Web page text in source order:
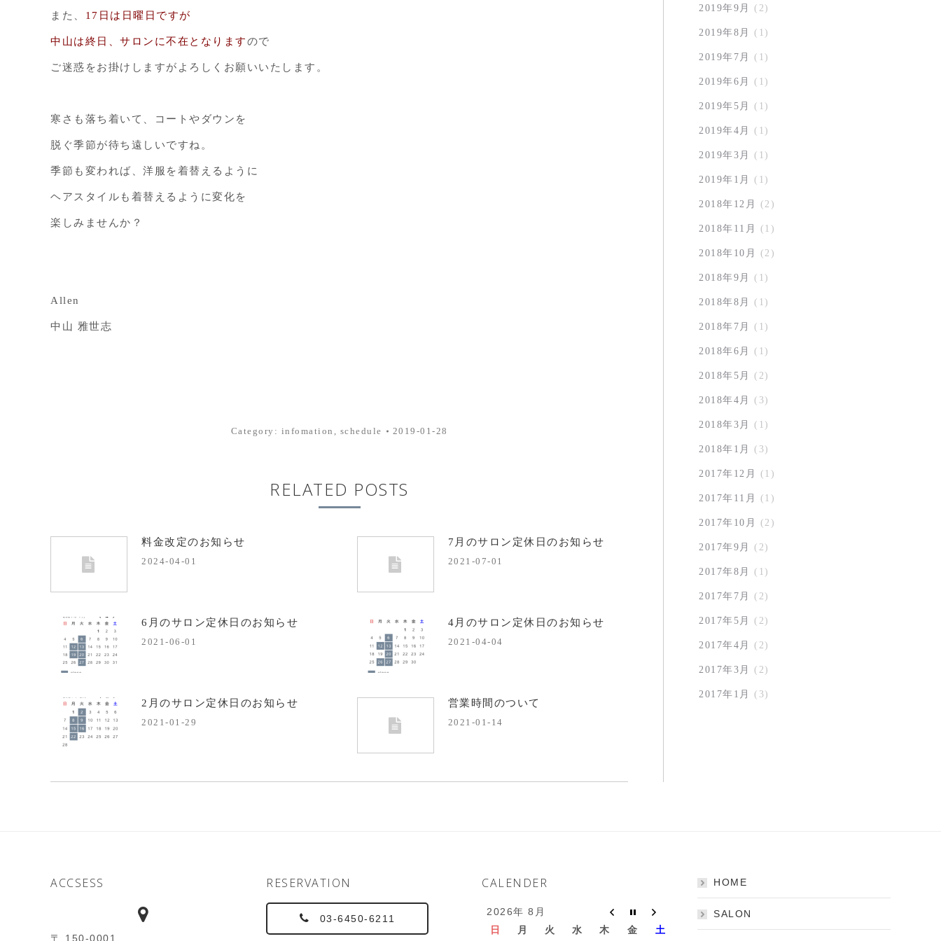
また、 17日は日曜日ですが
中山は終日、サロンに不在となりますので
ご迷惑をお掛けしますがよろしくお願いいたします。
寒さも落ち着いて、コートやダウンを
脱ぐ季節が待ち遠しいですね。
季節も変われば、洋服を着替えるように
ヘアスタイルも着替えるように変化を
楽しみませんか？
Allen
中山 雅世志
Category: infomation , schedule 2019-01-28
RELATED POSTS
料金改定のお知らせ
2024-04-01
7月のサロン定休日のお知らせ
2021-07-01
6月のサロン定休日のお知らせ
2021-06-01
4月のサロン定休日のお知らせ
2021-04-04
2月のサロン定休日のお知らせ
2021-01-29
営業時間のついて
2021-01-14
2019年9月 (2)
2019年8月 (1)
2019年7月 (1)
2019年6月 (1)
2019年5月 (1)
2019年4月 (1)
2019年3月 (1)
2019年1月 (1)
2018年12月 (2)
2018年11月 (1)
2018年10月 (2)
2018年9月 (1)
2018年8月 (1)
2018年7月 (1)
2018年6月 (1)
2018年5月 (2)
2018年4月 (3)
2018年3月 (1)
2018年1月 (3)
2017年12月 (1)
2017年11月 (1)
2017年10月 (2)
2017年9月 (2)
2017年8月 (1)
2017年7月 (2)
2017年5月 (2)
2017年4月 (2)
2017年3月 (2)
2017年1月 (3)
ACCSESS
〒 150-0001
RESERVATION
03-6450-6211
CALENDER
2026年 8月
日
月 火 水 木 金 土
HOME
SALON